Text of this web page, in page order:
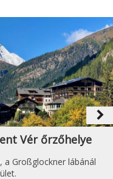
navigate_next
Vér őrzőhelye
a Großglockner lábánál